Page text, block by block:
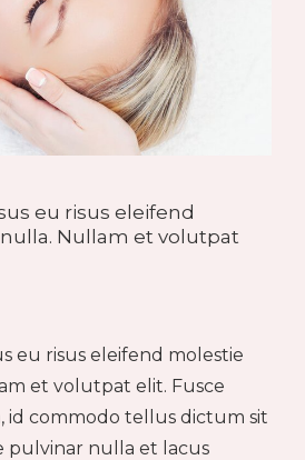
eu risus eleifend
Nullam et volutpat
eu risus eleifend molestie
et volutpat elit. Fusce
id commodo tellus dictum sit
pulvinar nulla et lacus